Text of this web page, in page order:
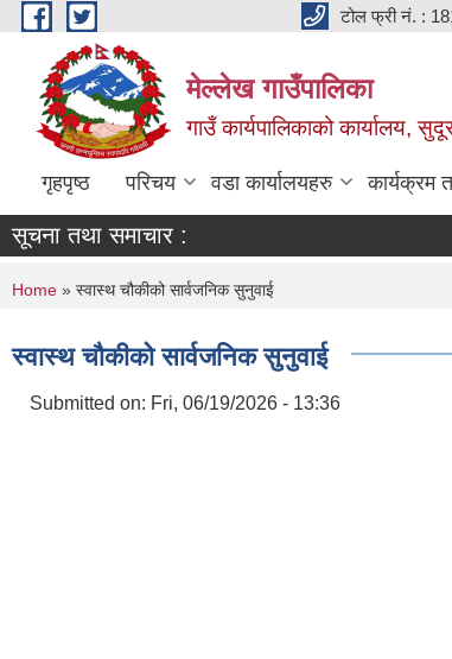
Skip to main content टोल फ्री नं. :
मेल्लेख गाउँपालिका
गाउँ कार्यपालिकाको कार्यालय,
गृहपृष्ठ परिचय वडा कार्यालयहरु कार्यक्रम
सूचना तथा समाचार :
You are here
Home » स्वास्थ चौकीको सार्वजनिक सुनुवाई
स्वास्थ चौकीको सार्वजनिक सुनुवाई
Submitted on: Fri, 06/19/2026 - 13:36